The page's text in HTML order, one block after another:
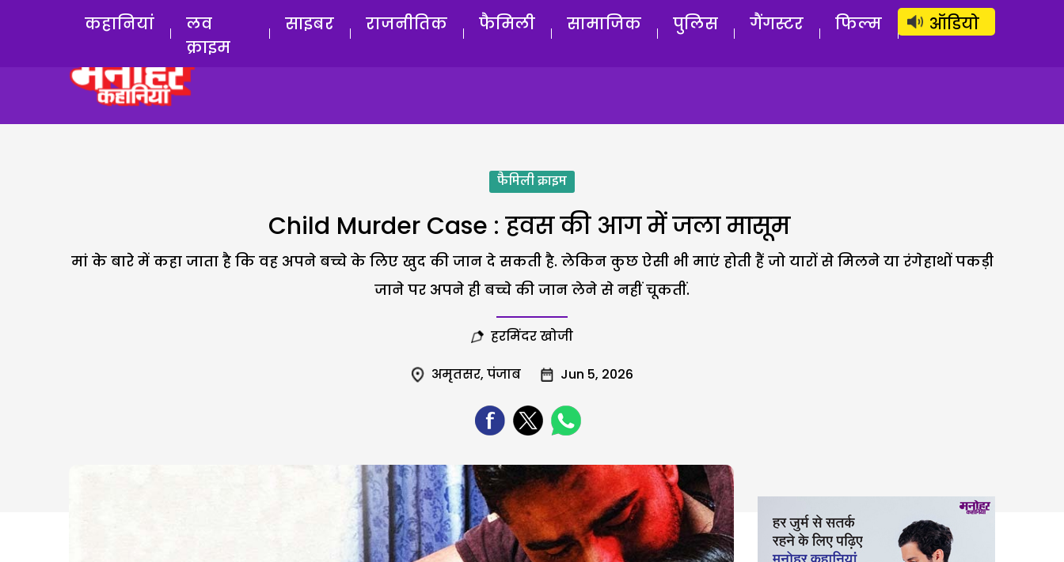
लॉग इन सब्सक्राइब करें
कहानियां
लव
क्राइम
साइबर राजनीतिक फैमिली सामाजिक पुलिस गैंगस्टर फिल्म ऑडियो
फैमिली क्राइम
Child Murder Case : हवस की आग में जला मासूम
मां के बारे में कहा जाता है कि वह अपने बच्चे के लिए खुद की जान दे सकती है. लेकिन कुछ ऐसी भी माएं होती हैं जो यारों से मिलने या रंगेहाथों पकड़ी
जाने पर अपने ही बच्चे की जान लेने से नहीं चूकतीं.
हरमिंदर खोजी
अमृतसर, पंजाब Jun 5, 2026